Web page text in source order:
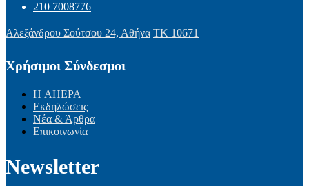
210 7008776
Αλεξάνδρου Σούτσου 24, Αθήνα ΤΚ 10671
Χρήσιμοι Σύνδεσμοι
Η AHEPA
Εκδηλώσεις
Νέα & Άρθρα
Επικοινωνία
Newsletter